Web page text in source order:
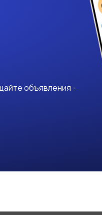
объявления -